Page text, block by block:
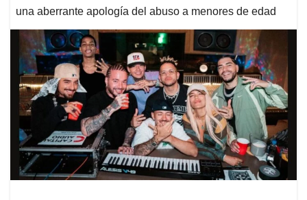
una aberrante apología del abuso a menores de edad